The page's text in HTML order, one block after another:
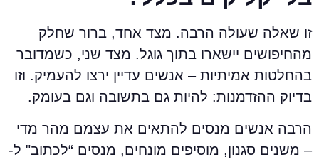
זו שאלה שעולה הרבה. מצד אחד, ברור שחלק
מהחיפושים יישארו בתוך גוגל. מצד שני, כשמדובר
בהחלטות אמיתיות – אנשים עדיין ירצו להעמיק. וזו
בדיוק ההזדמנות: להיות גם בתשובה וגם בעומק.
הרבה אנשים מנסים להתאים את עצמם מהר מדי
– משנים סגנון, מוסיפים מונחים, מנסים “לכתוב" ל-